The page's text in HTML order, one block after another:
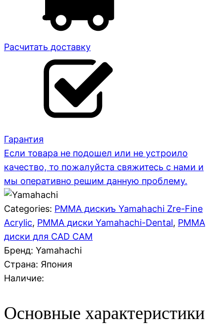
Расчитать доставку
Гарантия
Если товара не подошел или не устроило
качество, то пожалуйста свяжитесь с нами и
мы оперативно решим данную проблему.
Categories: PMMA дискиъ Yamahachi Zre-Fine
Acrylic, PMMA диски Yamahachi-Dental, PMMA
диски для CAD CAM
Бренд: Yamahachi
Страна: Япония
Наличие:
Основные характеристики